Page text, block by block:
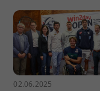
02.06.2025